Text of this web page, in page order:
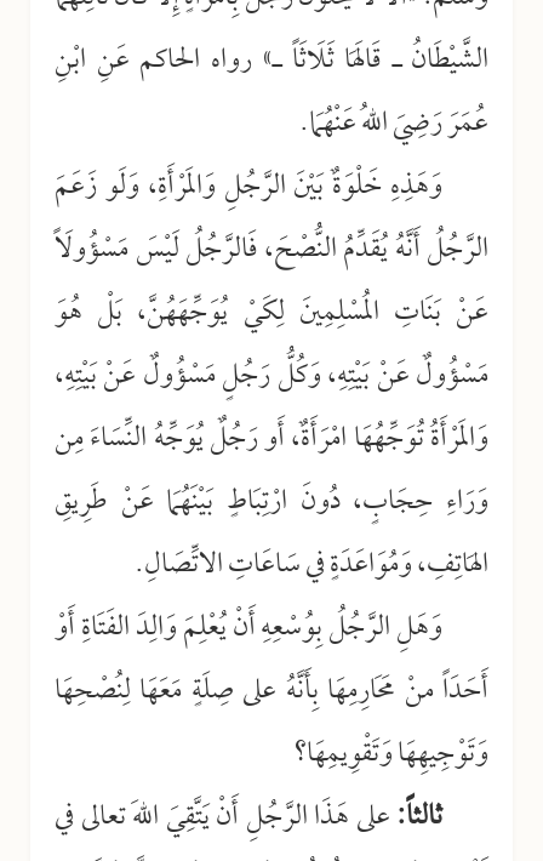
الشَّيْطَانُ ـ قَالَهَا ثَلَاثَاً ـ» رواه الحاكم عَنِ ابْنِ
عُمَرَ رَضِيَ اللهُ عَنْهُمَا.
وَهَذِهِ خَلْوَةٌ بَيْنَ الرَّجُلِ وَالمَرْأَةِ، وَلَو زَعَمَ
الرَّجُلُ أَنَّهُ يُقَدِّمُ النُّصْحَ، فَالرَّجُلُ لَيْسَ مَسْؤُولَاً
عَنْ بَنَاتِ المُسْلِمِينَ لِكَيْ يُوَجِّهَهُنَّ، بَلْ هُوَ
مَسْؤُولٌ عَنْ بَيْتِهِ، وَكُلُّ رَجُلٍ مَسْؤُولٌ عَنْ بَيْتِهِ،
وَالمَرْأَةُ تُوَجِّهُهَا امْرَأَةٌ، أَو رَجُلٌ يُوَجِّهُ النِّسَاءَ مِن
وَرَاءِ حِجَابٍ، دُونَ ارْتِبَاطٍ بَيْنَهُمَا عَنْ طَرِيقِ
الهَاتِفِ، وَمُوَاعَدَةٍ في سَاعَاتِ الاتِّصَالِ.
وَهَلِ الرَّجُلُ بِوُسْعِهِ أَنْ يُعْلِمَ وَالِدَ الفَتَاةِ أَوْ
أَحَدَاً منْ مَحَارِمِهَا بِأَنَّهُ على صِلَةٍ مَعَهَا لِنُصْحِهَا
وَتَوْجِيهِهَا وَتَقْوِيمِهَا؟
ثالثاً:على هَذَا الرَّجُلِ أَنْ يَتَّقِيَ اللهَ تعالى في